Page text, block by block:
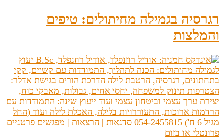
רגרסיה בגמילה מחיתולים: טיפים
והמלצות